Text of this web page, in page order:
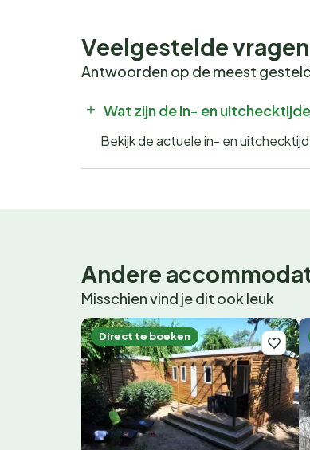
Veelgestelde vragen
Antwoorden op de meest
Wat zijn de in- en
Bekijk de actuele in- en
Andere
Misschien vind je dit ook leuk
Direct te boeken